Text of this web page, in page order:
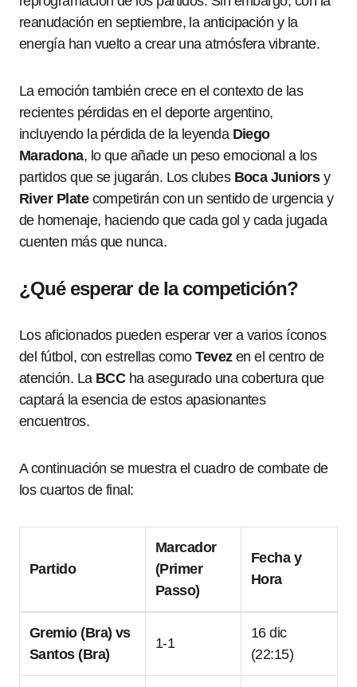
reanudación en septiembre, la anticipación y la
energía han vuelto a crear una atmósfera vibrante.
La emoción también crece en el contexto de las
recientes pérdidas en el deporte argentino,
incluyendo la pérdida de la leyenda Diego
Maradona, lo que añade un peso emocional a los
partidos que se jugarán. Los clubes Boca Juniorsy
River Platecompetirán con un sentido de urgencia y
de homenaje, haciendo que cada gol y cada jugada
cuenten más que nunca.
¿Qué esperar de la competición?
Los aficionados pueden esperar ver a varios íconos
del fútbol, con estrellas comoTevezen el centro de
atención. La BCCha asegurado una cobertura que
captará la esencia de estos apasionantes
encuentros.
A continuación se muestra el cuadro de combate de
los cuartos de final:
Partido
Marcador
(Primer
Passo)
Fecha y
Hora
Gremio (Bra) vs
Santos (Bra)
1-1
16 dic
(22:15)